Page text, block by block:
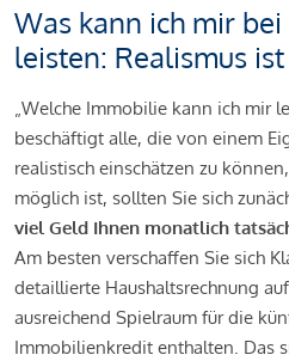
Was kann ich mir
leisten: Realismus
„Welche Immobilie kann ich mir
beschäftigt alle, die von einem
realistisch einschätzen zu
möglich ist, sollten Sie sich
viel Geld Ihnen monatlich
Am besten verschaffen Sie sich
detaillierte Haushaltsrechnung
ausreichend Spielraum für die
Immobilienkredit enthalten. Das